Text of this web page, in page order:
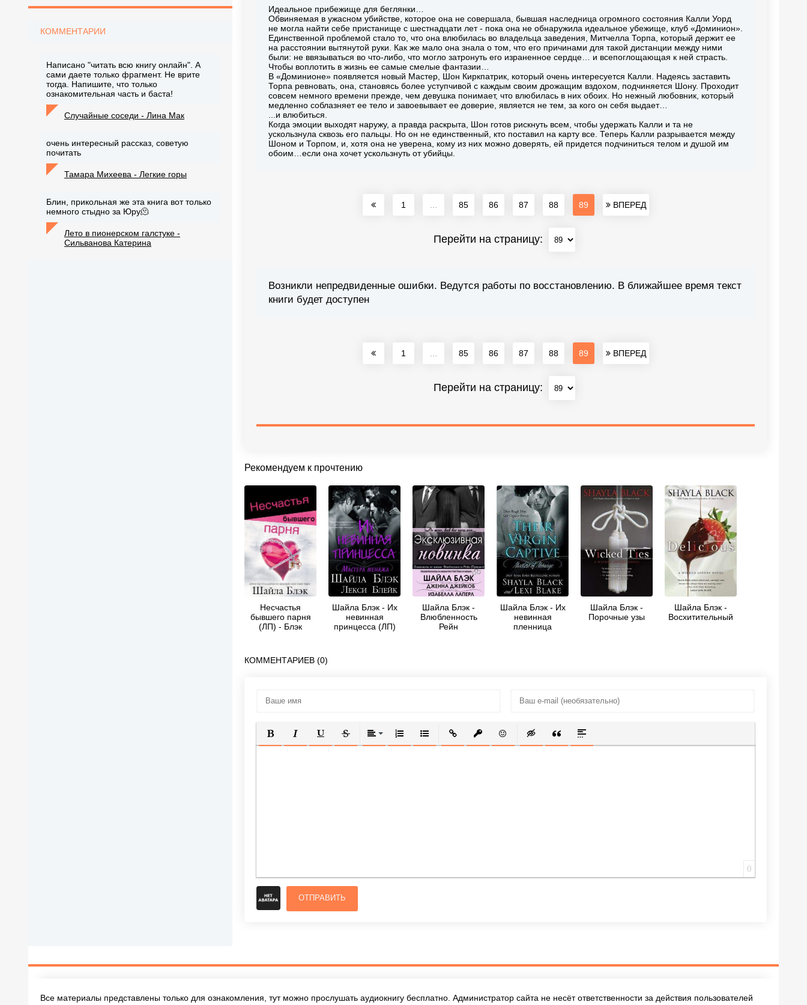
Идеальное прибежище для беглянки…
Обвиняемая в ужасном убийстве, которое она не совершала, бывшая наследница огромного состояния Калли Уорд
не могла найти себе пристанище с шестнадцати лет - пока она не обнаружила идеальное убежище, клуб «Доминион».
Единственной проблемой стало то, что она влюбилась во владельца заведения, Митчелла Торпа, который держит ее
на расстоянии вытянутой руки. Как же мало она знала о том, что его причинами для такой дистанции между ними
были: не ввязываться во что-либо, что могло затронуть его израненное сердце… и всепоглощающая к ней страсть.
Чтобы воплотить в жизнь ее самые смелые фантазии…
В «Доминионе» появляется новый Мастер, Шон Киркпатрик, который очень интересуется Калли. Надеясь заставить
Торпа ревновать, она, становясь более уступчивой с каждым своим дрожащим вздохом, подчиняется Шону. Проходит
совсем немного времени прежде, чем девушка понимает, что влюбилась в них обоих. Но нежный любовник, который
медленно соблазняет ее тело и завоевывает ее доверие, является не тем, за кого он себя выдает…
...и влюбиться.
Когда эмоции выходят наружу, а правда раскрыта, Шон готов рискнуть всем, чтобы удержать Калли и та не
ускользнула сквозь его пальцы. Но он не единственный, кто поставил на карту все. Теперь Калли разрывается между
Шоном и Торпом, и, хотя она не уверена, кому из них можно доверять, ей придется подчиниться телом и душой им
обоим…если она хочет ускользнуть от убийцы.
1 85 86 87 88 89 ВПЕРЕД
Перейти на страницу:
Возникли непредвиденные ошибки. Ведутся работы по восстановлению. В ближайшее время текст
книги будет доступен
1 85 86 87 88 89 ВПЕРЕД
Перейти на страницу:
Рекомендуем к прочтению
Несчастья
бывшего парня
(ЛП) - Блэк
Шайла Блэк - Их
невинная
принцесса (ЛП)
Шайла Блэк -
Влюбленность
Рейн
Шайла Блэк - Их
невинная
пленница
Шайла Блэк -
Порочные узы
Шайла Блэк -
Восхитительный
КОММЕНТАРИЕВ (0)
ПОЛУЖИРНЫЙ
КУРСИВПОДЧЕРКНУТЫЙ
ЗАЧЕРКНУТЫЙВЫРАВНИВАНИЕ
НУМЕРОВАННЫЙ СПИСОК
МАРКИРОВАННЫЙ СПИСОК
ВСТАВИТЬ ССЫЛКУ
ВСТАВИТЬ ЗАЩИЩЕННУЮ ССЫЛКУ
ВСТАВИТЬ СМАЙЛИК
ВСТАВКА СКРЫТОГО ТЕКСТА
ВСТАВКА ЦИТАТЫ
ВСТАВКА СПОЙЛЕРА
0
ОТПРАВИТЬ
КОММЕНТАРИИ
Написано "читать всю книгу онлайн". А
сами даете только фрагмент. Не врите
тогда. Напишите, что только
ознакомительная часть и баста!
Случайные соседи - Лина Мак
очень интересный рассказ, советую
почитать
Тамара Михеева - Легкие горы
Блин, прикольная же эта книга вот только
немного стыдно за Юру🫠
Лето в пионерском галстуке -
Сильванова Катерина
Все материалы представлены только для ознакомления, тут можно прослушать аудиокнигу бесплатно. Администратор сайта не несёт ответственности за действия пользователей